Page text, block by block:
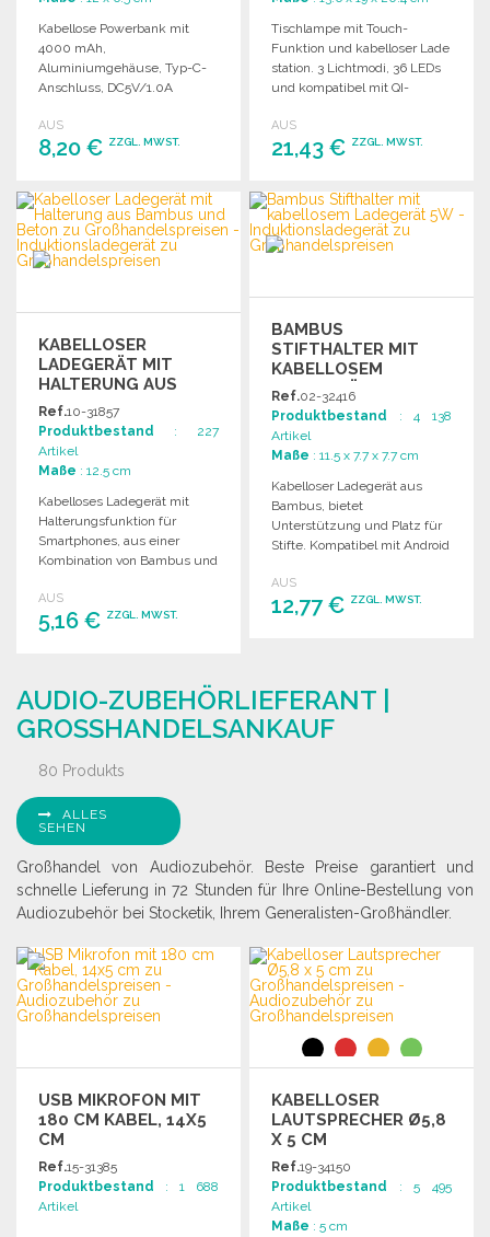
Kabellose Powerbank mit
4000 mAh,
Aluminiumgehäuse, Typ-C-
Anschluss, DC5V/1.0A
modernen Android- und
iPhone-Modellen.
AUS
8,20 € ZZGL. MWST.
BESTELLEN
Angebot anfordern
Tischlampe mit Touch-
Funktion und kabelloser Lade
station. 3 Lichtmodi, 36 LEDs
und kompatibel mit QI-
AUS
21,43 € ZZGL. MWST.
BESTELLEN
Angebot anfordern
KABELLOSER
LADEGERÄT MIT
HALTERUNG AUS
BAMBUS UND BETON
Ref.10-31857
Produktbestand : 227
Artikel
Maße : 12.5 cm
Kabelloses Ladegerät mit
Halterungsfunktion für
Smartphones, aus einer
Kombination von Bambus und
mit USB-Ladekabel.
AUS
5,16 € ZZGL. MWST.
Angebot anfordern
BAMBUS
STIFTHALTER MIT
KABELLOSEM
LADEGERÄT 5W
Ref.02-32416
Produktbestand : 4 138
Artikel
Maße : 11.5 x 7.7 x 7.7 cm
Kabelloser Ladegerät aus
Bambus, bietet
Unterstützung und Platz für
Stifte. Kompatibel mit Android
AUS
12,77 € ZZGL. MWST.
Angebot anfordern
AUDIO-ZUBEHÖRLIEFERANT |
GROSSHANDELSANKAUF
80 Produkts
ALLES
SEHEN
Großhandel von Audiozubehör. Beste Preise garantiert und
schnelle Lieferung in 72 Stunden für Ihre Online-Bestellung von
Audiozubehör bei Stocketik, Ihrem Generalisten-Großhändler.
USB MIKROFON MIT
180 CM KABEL, 14X5
CM
Ref.15-31385
Produktbestand : 1 688
Artikel
KABELLOSER
LAUTSPRECHER Ø5,8
X 5 CM
Ref.19-34150
Produktbestand : 5 495
Artikel
Maße : 5 cm